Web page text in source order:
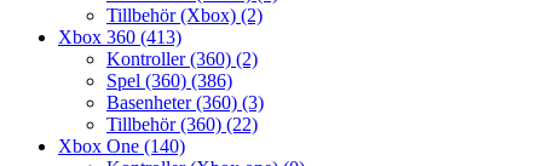
Tillbehör (Xbox) (2)
Xbox 360 (413)
Kontroller (360) (2)
Spel (360) (386)
Basenheter (360) (3)
Tillbehör (360) (22)
Xbox One (140)